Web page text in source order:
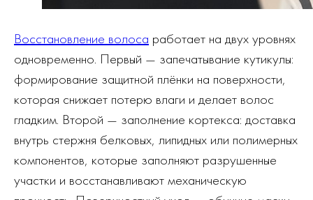
Восстановление волоса работает на двух уровнях
одновременно. Первый — запечатывание кутикулы:
формирование защитной плёнки на поверхности,
которая снижает потерю влаги и делает волос
гладким. Второй — заполнение кортекса: доставка
внутрь стержня белковых, липидных или полимерных
компонентов, которые заполняют разрушенные
участки и восстанавливают механическую